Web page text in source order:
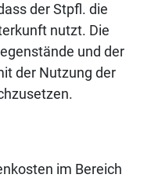
der Stpfl. die
nutzt. Die
und der
der Nutzung der
im Bereich